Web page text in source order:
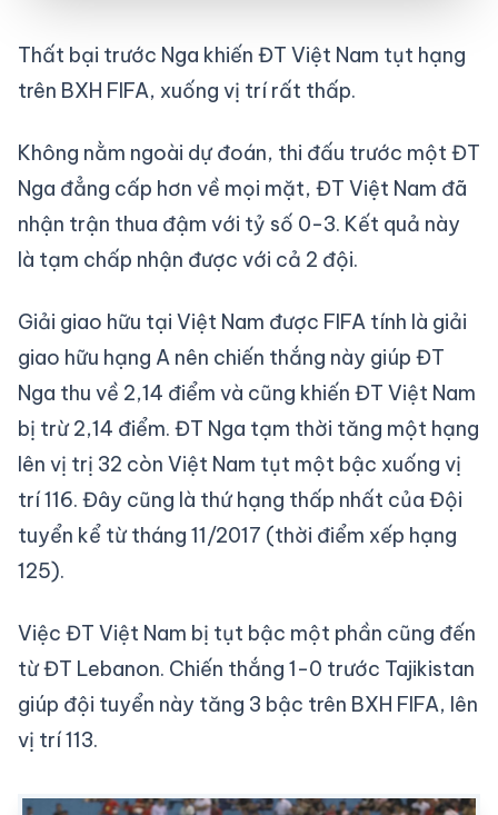
Thất bại trước Nga khiến ĐT Việt Nam tụt hạng
trên BXH FIFA, xuống vị trí rất thấp.
Không nằm ngoài dự đoán, thi đấu trước một ĐT
Nga đẳng cấp hơn về mọi mặt, ĐT Việt Nam đã
nhận trận thua đậm với tỷ số 0-3. Kết quả này
là tạm chấp nhận được với cả 2 đội.
Giải giao hữu tại Việt Nam được FIFA tính là giải
giao hữu hạng A nên chiến thắng này giúp ĐT
Nga thu về 2,14 điểm và cũng khiến ĐT Việt Nam
bị trừ 2,14 điểm. ĐT Nga tạm thời tăng một hạng
lên vị trị 32 còn Việt Nam tụt một bậc xuống vị
trí 116. Đây cũng là thứ hạng thấp nhất của Đội
tuyển kể từ tháng 11/2017 (thời điểm xếp hạng
125).
Việc ĐT Việt Nam bị tụt bậc một phần cũng đến
từ ĐT Lebanon. Chiến thắng 1-0 trước Tajikistan
giúp đội tuyển này tăng 3 bậc trên BXH FIFA, lên
vị trí 113.